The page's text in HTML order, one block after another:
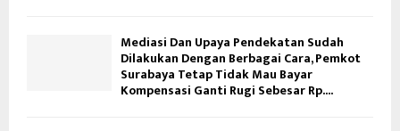
Mediasi Dan Upaya Pendekatan Sudah
Dilakukan Dengan Berbagai Cara, Pemkot
Surabaya Tetap Tidak Mau Bayar
Kompensasi Ganti Rugi Sebesar Rp....